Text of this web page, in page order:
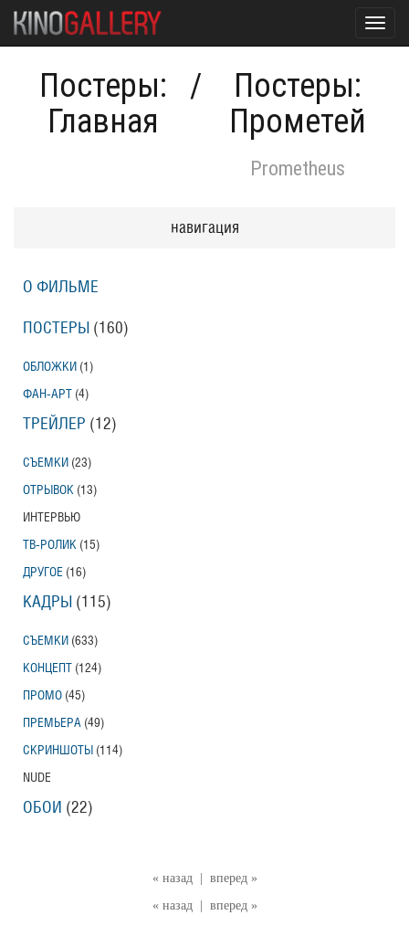
Постеры:
Главная
/
Постеры:
Прометей
Prometheus
« назад
вперед »
« назад
вперед »
навигация
О ФИЛЬМЕ
ПОСТЕРЫ (160)
ОБЛОЖКИ (1)
ФАН-АРТ (4)
ТРЕЙЛЕР (12)
СЪЕМКИ (23)
ОТРЫВОК (13)
ИНТЕРВЬЮ
ТВ-РОЛИК (15)
ДРУГОЕ (16)
КАДРЫ (115)
СЪЕМКИ (633)
КОНЦЕПТ (124)
ПРОМО (45)
ПРЕМЬЕРА (49)
СКРИНШОТЫ (114)
NUDE
ОБОИ (22)